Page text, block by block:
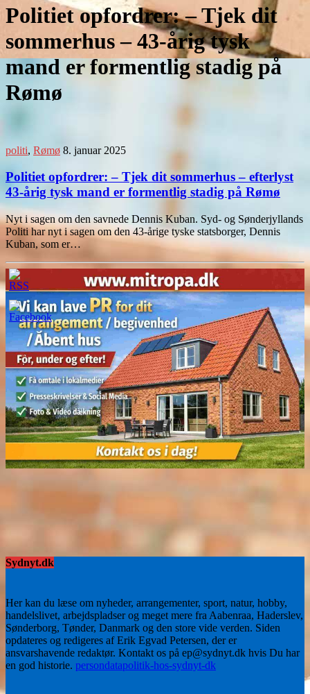
Politiet opfordrer: – Tjek dit
sommerhus – 43-årig tysk
mand er formentlig stadig på
Rømø
politi, Rømø 8. januar 2025
Politiet opfordrer: – Tjek dit sommerhus – efterlyst
43-årig tysk mand er formentlig stadig på Rømø
Nyt i sagen om den savnede Dennis Kuban. Syd- og Sønderjyllands
Politi har nyt i sagen om den 43-årige tyske statsborger, Dennis
Kuban, som er…
Sydnyt.dk
Her kan du læse om nyheder, arrangementer, sport, natur, hobby,
handelslivet, arbejdspladser og meget mere fra Aabenraa, Haderslev,
Sønderborg, Tønder, Danmark og den store vide verden. Siden
opdateres og redigeres af Erik Egvad Petersen, der er
ansvarshavende redaktør. Kontakt os på ep@sydnyt.dk hvis Du har
en god historie. persondatapolitik-hos-sydnyt-dk